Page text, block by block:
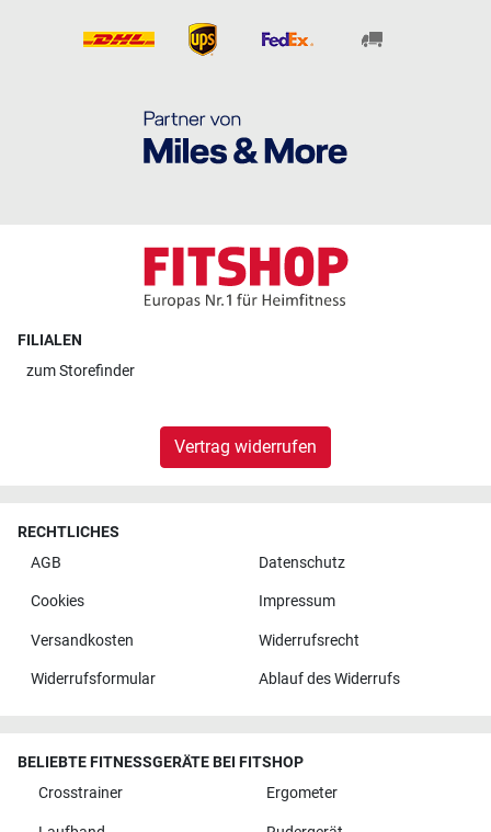
FILIALEN
zumStorefinder
Vertrag widerrufen
RECHTLICHES
AGB
Datenschutz
Cookies Impressum
Versandkosten Widerrufsrecht
Widerrufsformular Ablauf des Widerrufs
BELIEBTE FITNESSGERÄTE BEI FITSHOP
Crosstrainer
Ergometer